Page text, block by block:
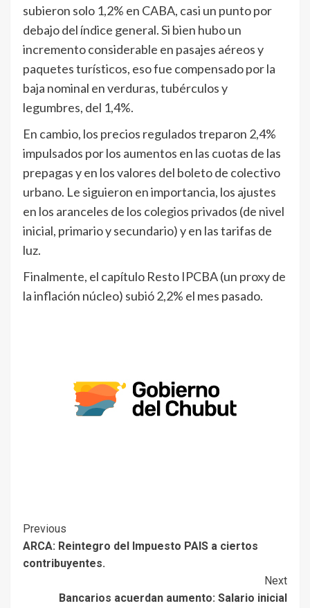
subieron solo 1,2% en CABA, casi un punto por
debajo del índice general. Si bien hubo un
incremento considerable en pasajes aéreos y
paquetes turísticos, eso fue compensado por la
baja nominal en verduras, tubérculos y
legumbres, del 1,4%.
En cambio, los precios regulados treparon 2,4%
impulsados por los aumentos en las cuotas de las
prepagas y en los valores del boleto de colectivo
urbano. Le siguieron en importancia, los ajustes
en los aranceles de los colegios privados (de nivel
inicial, primario y secundario) y en las tarifas de
luz.
Finalmente, el capítulo Resto IPCBA (un proxy de
la inflación núcleo) subió 2,2% el mes pasado.
Previous
ARCA: Reintegro del Impuesto PAIS a ciertos
contribuyentes.
Next
Bancarios acuerdan aumento: Salario inicial